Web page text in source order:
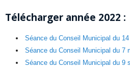
Télécharger année 2022 :
Séance du Conseil Municipal du
Séance du Conseil Municipal du 7
Séance du Conseil Municipal du 9